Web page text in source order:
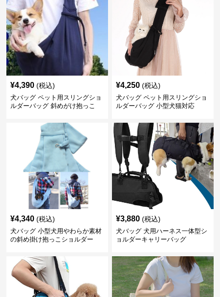
¥4,390 (税込)
犬バッグ ペット用スリングショ
ルダーバッグ 斜めがけ抱っこ
¥4,250 (税込)
犬バッグ ペット用スリングショ
ルダーバッグ 小型犬猫対応
¥4,340 (税込)
犬バッグ 小型犬用やわらか素材
の斜め掛け抱っこショルダー
¥3,880 (税込)
犬バッグ 犬用ハーネス一体型シ
ョルダーキャリーバッグ